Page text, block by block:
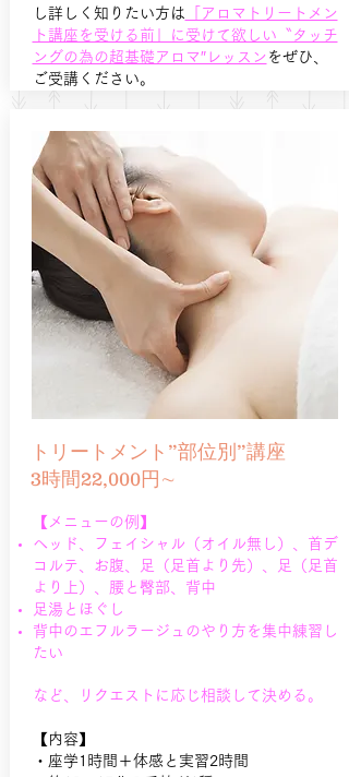
し詳しく知りたい方は 「アロマトリートメン
ト講座を受ける前」に受けて欲しい〝タッチ
ングの為の超基礎アロマ″レッスン をぜひ、
ご受講ください。
トリートメント”部位別”講座
3時間22,000円∼
【メニューの例】
ヘッド、フェイシャル（オイル無し）、首デ
コルテ、お腹、足（足首より先）、足（足首
より上）、腰と臀部、背中
​足湯 ​とほぐし
背中のエフル ラージュのやり方を集中練習し
たい
など、リクエスト に応じ相談して決める。
​【内容】
・座学1時間＋体感と実習2時間